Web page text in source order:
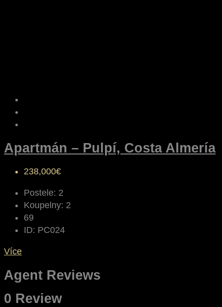
Apartmán – Pulpí, Costa Almería
238,000€
Postele: 2
Koupelny: 2
69
ID: PC024
Více
Agent Reviews
0 Review